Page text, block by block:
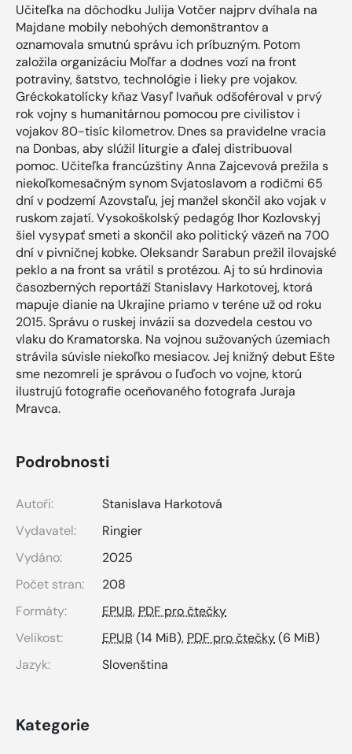
Učiteľka na dôchodku Julija Votčer najprv dvíhala na
Majdane mobily nebohých demonštrantov a
oznamovala smutnú správu ich príbuzným. Potom
založila organizáciu Moľfar a dodnes vozí na front
potraviny, šatstvo, technológie i lieky pre vojakov.
Gréckokatolícky kňaz Vasyľ Ivaňuk odšoféroval v prvý
rok vojny s humanitárnou pomocou pre civilistov i
vojakov 80-tisíc kilometrov. Dnes sa pravidelne vracia
na Donbas, aby slúžil liturgie a ďalej distribuoval
pomoc. Učiteľka francúzštiny Anna Zajcevová prežila s
niekoľkomesačným synom Svjatoslavom a rodičmi 65
dní v podzemí Azovstaľu, jej manžel skončil ako vojak v
ruskom zajatí. Vysokoškolský pedagóg Ihor Kozlovskyj
šiel vysypať smeti a skončil ako politický väzeň na 700
dní v pivničnej kobke. Oleksandr Sarabun prežil ilovajské
peklo a na front sa vrátil s protézou. Aj to sú hrdinovia
časozberných reportáží Stanislavy Harkotovej, ktorá
mapuje dianie na Ukrajine priamo v teréne už od roku
2015. Správu o ruskej invázii sa dozvedela cestou vo
vlaku do Kramatorska. Na vojnou sužovaných územiach
strávila súvisle niekoľko mesiacov. Jej knižný debut Ešte
sme nezomreli je správou o ľuďoch vo vojne, ktorú
ilustrujú fotografie oceňovaného fotografa Juraja
Mravca.
Podrobnosti
Autoři:
Stanislava Harkotová
Vydavatel:
Ringier
Vydáno:
2025
Počet stran:
208
Formáty:
EPUB, PDF pro čtečky
Velikost:
EPUB (14 MiB), PDF pro čtečky(6 MiB)
Jazyk:
Slovenština
Kategorie